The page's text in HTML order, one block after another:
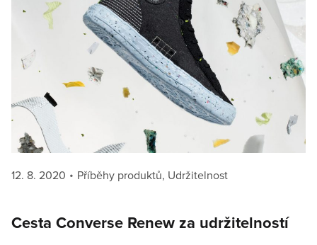
Posted
12. 8. 2020 Categories
Příběhy produktů, Udržitelnost
Cesta Converse Renew za udržitelností